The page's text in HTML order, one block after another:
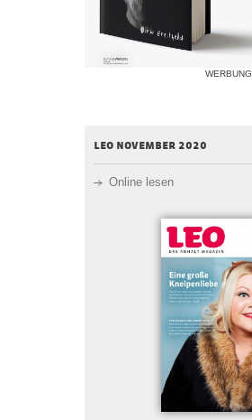
WERBUNG
leo november 2020
Online lesen